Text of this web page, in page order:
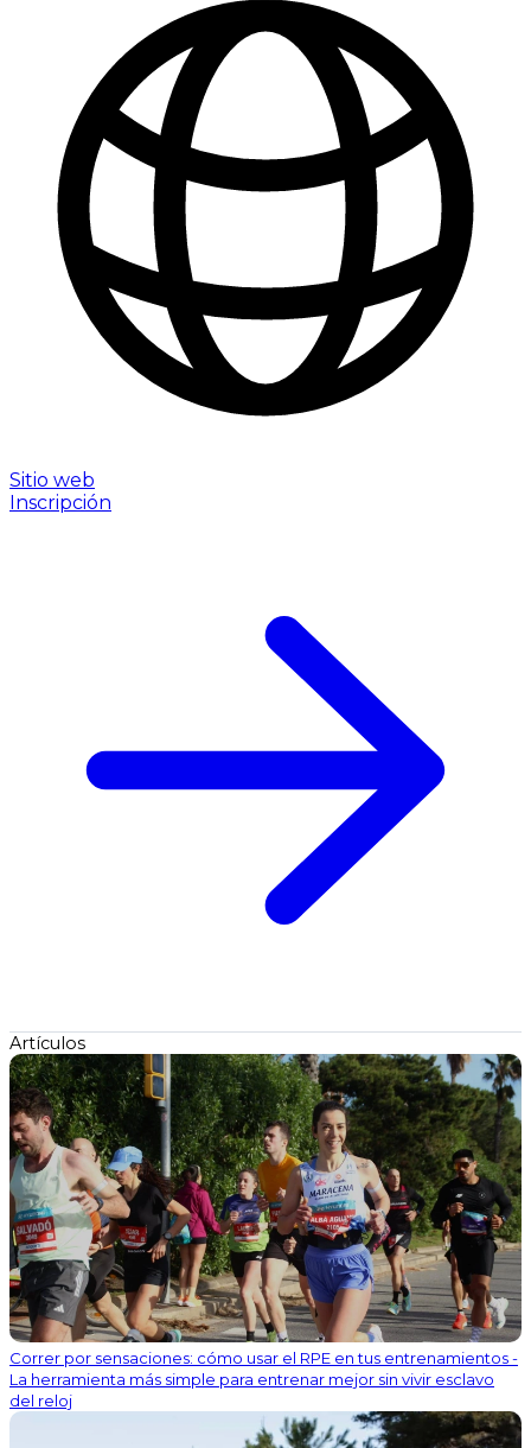
Sitio web
Inscripción
Artículos
Correr por sensaciones: cómo usar el RPE en tus entrenamientos -
La herramienta más simple para entrenar mejor sin vivir esclavo
del reloj